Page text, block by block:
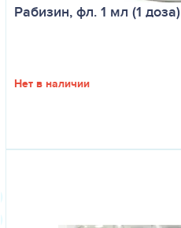
Рабизин, фл. 1 мл (1 доза)
Нет в наличии